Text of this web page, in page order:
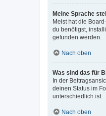
Meine Sprache
Meist hat die
du benötigst,
gefunden werden.
Nach oben
Was sind das für
In der
deinen Status im
unterschiedlich ist.
Nach oben